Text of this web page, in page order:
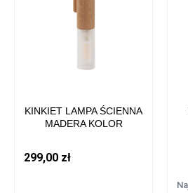
KINKIET LAMPA ŚCIENNA
MADERA KOLOR
IP20 6620103 ZUMA LINE
299,00 zł